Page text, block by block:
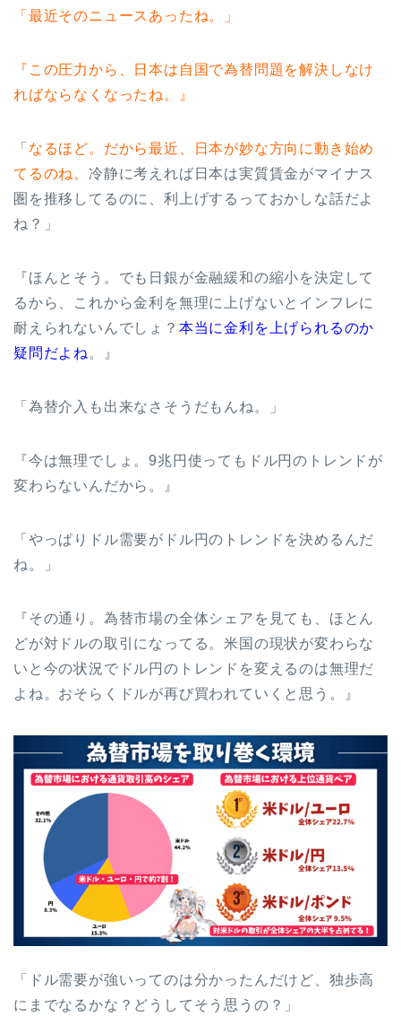
「最近そのニュースあったね。」
『この圧力から、日本は自国で為替問題を解決しなけ
ればならなくなったね。』
「 なるほど。だから最近、日本が妙な方向に動き始め
てるのね。 冷静に考えれば日本は実質賃金がマイナス
圏を推移してるのに、利上げするっておかしな話だよ
ね？」
『ほんとそう。でも日銀が金融緩和の縮小を決定して
るから、これから金利を無理に上げないとインフレに
耐えられないんでしょ？ 本当に金利を上げられるのか
疑問だよね 。』
「為替介入も出来なさそうだもんね。」
『今は無理でしょ。9兆円使ってもドル円のトレンドが
変わらないんだから。』
「やっぱりドル需要がドル円のトレンドを決めるんだ
ね。」
『その通り。為替市場の全体シェアを見ても、ほとん
どが対ドルの取引になってる。米国の現状が変わらな
いと今の状況でドル円のトレンドを変えるのは無理だ
よね。おそらくドルが再び買われていくと思う。』
「ドル需要が強いってのは分かったんだけど、独歩高
にまでなるかな？どうしてそう思うの？」